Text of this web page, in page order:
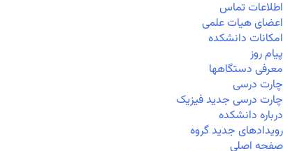
اطلاعات تماس
اعضای هیات علمی
امکانات دانشکده
پیام روز
معرفی دستگاهها
چارت درسی
چارت درسی جدید فیزیک
درباره دانشکده
رویدادهای جدید گروه
صفحه اصلی